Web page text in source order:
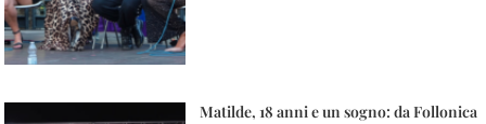
Matilde, 18 anni e un sogno: da Follonica